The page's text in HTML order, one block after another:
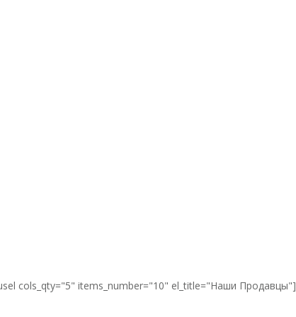
cols_qty="5" items_number="10" el_title="Наши Продавцы"]